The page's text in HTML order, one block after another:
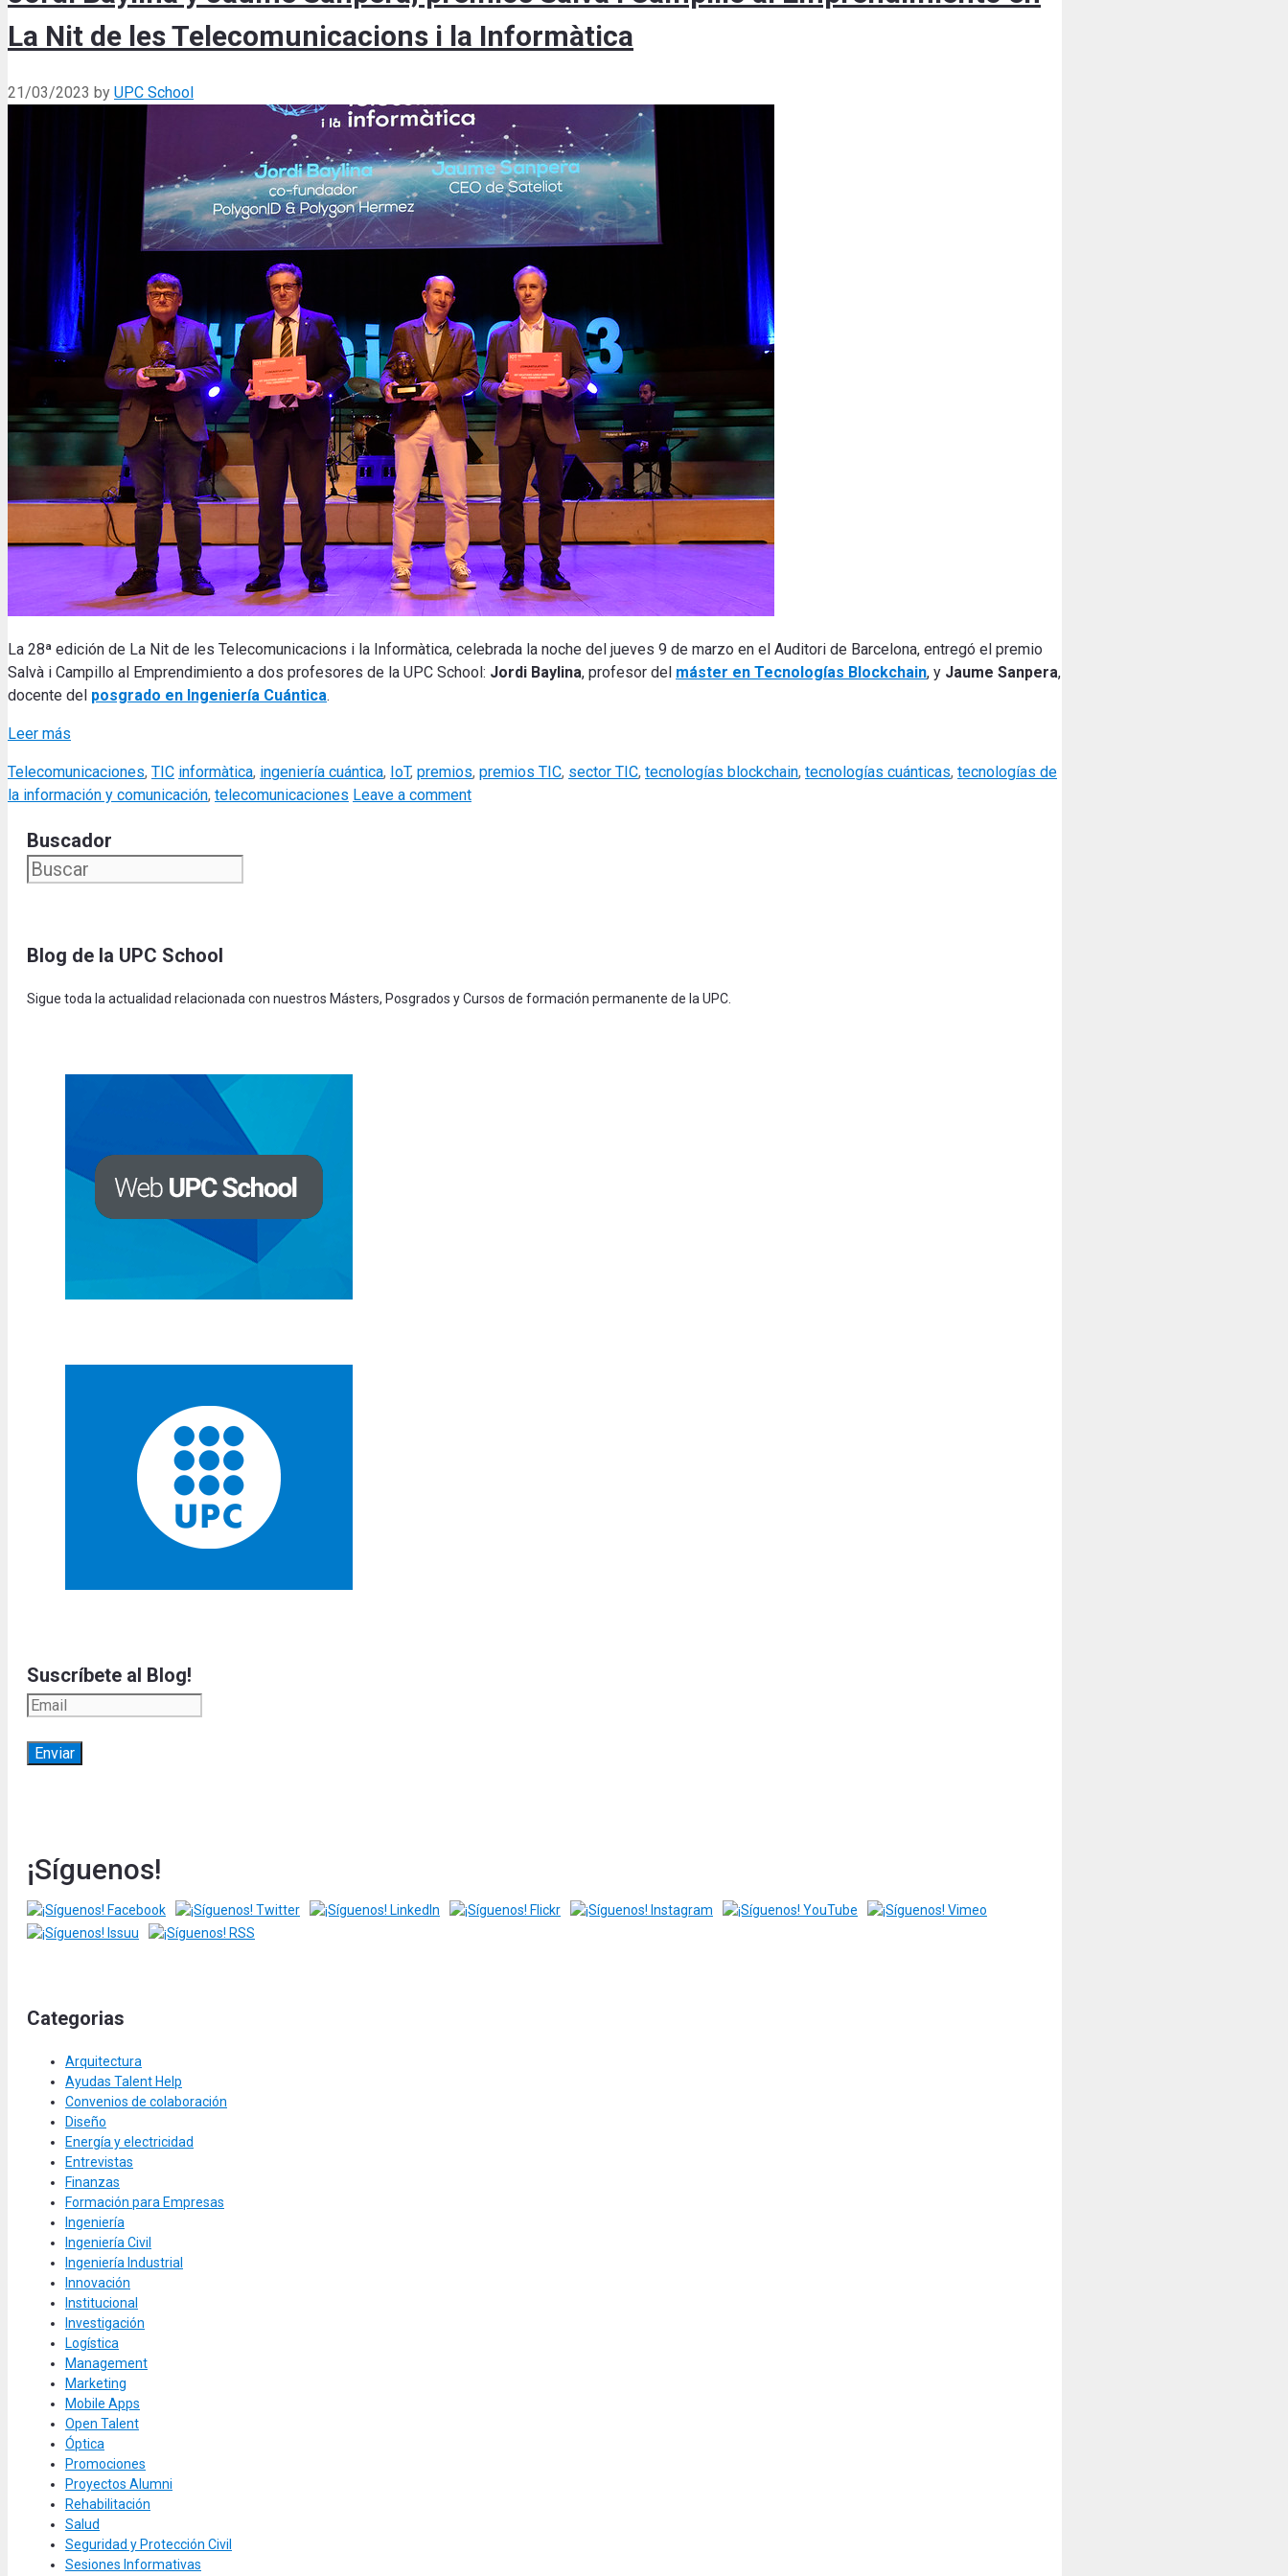
La Nit de les Telecomunicacions i la Informàtica
21/03/2023 by UPC School
La 28ª edición de La Nit de les Telecomunicacions i la Informàtica, celebrada la noche del jueves 9 de marzo en el Auditori de Barcelona, entregó el premio
Salvà i Campillo al Emprendimiento a dos profesores de la UPC School: Jordi Baylina, profesor del máster en Tecnologías Blockchain, y Jaume Sanpera,
docente del posgrado en Ingeniería Cuántica.
Leer más
Categories
Telecomunicaciones, TIC Tags
informàtica, ingeniería cuántica, IoT, premios, premios TIC, sector TIC, tecnologías blockchain, tecnologías cuánticas, tecnologías de
la información y comunicación, telecomunicaciones Leave a comment
Buscador
Blog de la UPC School
Sigue toda la actualidad relacionada con nuestros Másters, Posgrados y Cursos de formación permanente de la UPC.
Suscríbete al Blog!
¡Síguenos!
Categorias
Arquitectura
Ayudas Talent Help
Convenios de colaboración
Diseño
Energía y electricidad
Entrevistas
Finanzas
Formación para Empresas
Ingeniería
Ingeniería Civil
Ingeniería Industrial
Innovación
Institucional
Investigación
Logística
Management
Marketing
Mobile Apps
Open Talent
Óptica
Promociones
Proyectos Alumni
Rehabilitación
Salud
Seguridad y Protección Civil
Sesiones Informativas